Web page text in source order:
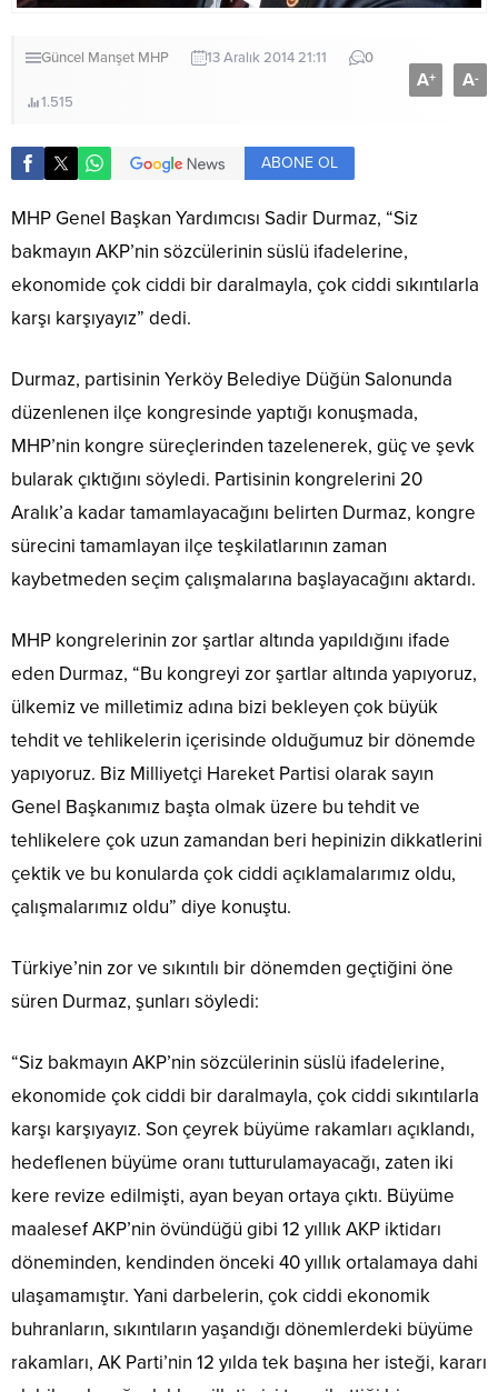
Güncel Manşet MHP 13 Aralık 2014 21:11 0
1.515
A+ A-
ABONE OL
MHP Genel Başkan Yardımcısı Sadir Durmaz, “Siz
bakmayın AKP’nin sözcülerinin süslü ifadelerine,
ekonomide çok ciddi bir daralmayla, çok ciddi sıkıntılarla
karşı karşıyayız” dedi.
Durmaz, partisinin Yerköy Belediye Düğün Salonunda
düzenlenen ilçe kongresinde yaptığı konuşmada,
MHP’nin kongre süreçlerinden tazelenerek, güç ve şevk
bularak çıktığını söyledi. Partisinin kongrelerini 20
Aralık’a kadar tamamlayacağını belirten Durmaz, kongre
sürecini tamamlayan ilçe teşkilatlarının zaman
kaybetmeden seçim çalışmalarına başlayacağını aktardı.
MHP kongrelerinin zor şartlar altında yapıldığını ifade
eden Durmaz, “Bu kongreyi zor şartlar altında yapıyoruz,
ülkemiz ve milletimiz adına bizi bekleyen çok büyük
tehdit ve tehlikelerin içerisinde olduğumuz bir dönemde
yapıyoruz. Biz Milliyetçi Hareket Partisi olarak sayın
Genel Başkanımız başta olmak üzere bu tehdit ve
tehlikelere çok uzun zamandan beri hepinizin dikkatlerini
çektik ve bu konularda çok ciddi açıklamalarımız oldu,
çalışmalarımız oldu” diye konuştu.
Türkiye’nin zor ve sıkıntılı bir dönemden geçtiğini öne
süren Durmaz, şunları söyledi:
“Siz bakmayın AKP’nin sözcülerinin süslü ifadelerine,
ekonomide çok ciddi bir daralmayla, çok ciddi sıkıntılarla
karşı karşıyayız. Son çeyrek büyüme rakamları açıklandı,
hedeflenen büyüme oranı tutturulamayacağı, zaten iki
kere revize edilmişti, ayan beyan ortaya çıktı. Büyüme
maalesef AKP’nin övündüğü gibi 12 yıllık AKP iktidarı
döneminden, kendinden önceki 40 yıllık ortalamaya dahi
ulaşamamıştır. Yani darbelerin, çok ciddi ekonomik
buhranların, sıkıntıların yaşandığı dönemlerdeki büyüme
rakamları, AK Parti’nin 12 yılda tek başına her isteği, kararı